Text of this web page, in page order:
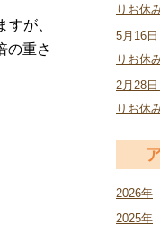
りお休
5月16
りお休
2月28
りお休
2026年
2025年
が、
の重さ